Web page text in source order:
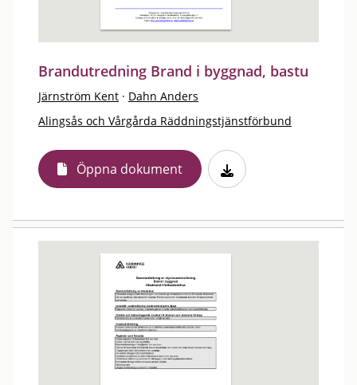
Brandutredning Brand i byggnad, bastu
Järnström Kent · Dahn Anders
Alingsås och Vårgårda Räddningstjänstförbund
Öppna dokument